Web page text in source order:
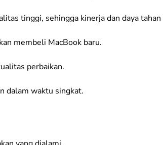
tinggi, sehingga kinerja dan daya
membeli MacBook baru.
perbaikan.
dalam waktu singkat.